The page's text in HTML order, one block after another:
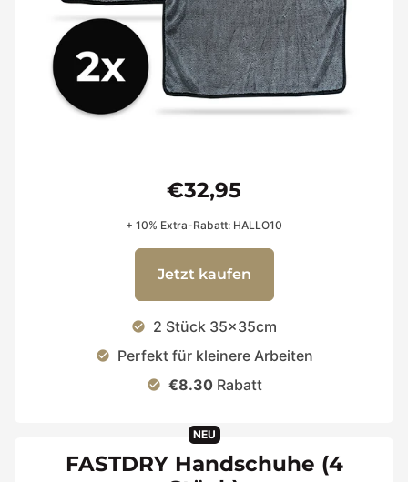
€32,95
+ 10% Extra-Rabatt: HALLO10
Jetzt kaufen
check_circle 2 Stück 35x35cm
check_circle Perfekt für kleinere Arbeiten
check_circle €8.30Rabatt
NEU
FASTDRY Handschuhe (4